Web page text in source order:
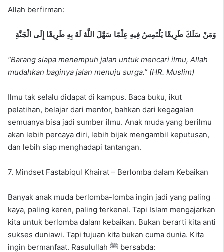
Allah berfirman:
وَمَنْ سَلَكَ طَرِيقًا يَلْتَمِسُ فِيهِ عِلْمًا سَهَّلَ اللَّهُ لَهُ بِهِ طَرِيقًا إِلَى الْجَنَّةِ
“Barang siapa menempuh jalan untuk mencari ilmu, Allah
mudahkan baginya jalan menuju surga.” (HR. Muslim)
Ilmu tak selalu didapat di kampus. Baca buku, ikut
pelatihan, belajar dari mentor, bahkan dari kegagalan
semuanya bisa jadi sumber ilmu. Anak muda yang berilmu
akan lebih percaya diri, lebih bijak mengambil keputusan,
dan lebih siap menghadapi tantangan.
7. Mindset Fastabiqul Khairat – Berlomba dalam Kebaikan
Banyak anak muda berlomba-lomba ingin jadi yang paling
kaya, paling keren, paling terkenal. Tapi Islam mengajarkan
kita untuk berlomba dalam kebaikan. Bukan berarti kita anti
sukses duniawi. Tapi tujuan kita bukan cuma dunia. Kita
ingin bermanfaat. Rasulullah ﷺ bersabda: